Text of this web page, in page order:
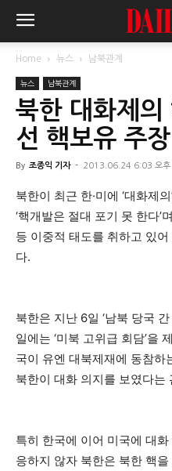
Home 뉴스 남북관계
뉴스 남북관계
북한 대화제의
선 핵보유 주
By 조종익 기자 - 2013.06.24 6:03 오후
북한이 최근 한·미에 ‘대화제
‘핵개발은 절대 포기 못 한다’
등 이중적 태도를 취하고 있
다.
북한은 지난 6일 ‘남북 당국
일에는 ‘미북 고위급 회담’을
국이 유엔 대북제재에 동참하
북한이 대화 의지를 보였다는
특히 한국에 이어 미국에 대
응하지 않자 북한은 북한 핵